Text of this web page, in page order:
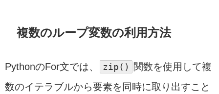
複数のループ変数の利用方法
PythonのFor文では、 zip() 関数を使用して複
数のイテラブルから要素を同時に取り出すこと